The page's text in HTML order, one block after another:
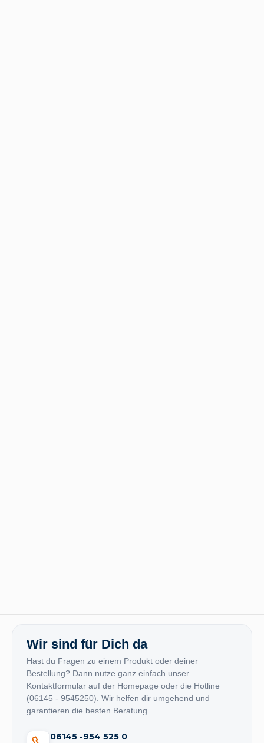
Wir sind für Dich da
Hast du Fragen zu einem Produkt oder deiner
Bestellung? Dann nutze ganz einfach unser
Kontaktformular auf der Homepage oder die Hotline
(06145 - 9545250). Wir helfen dir umgehend und
garantieren die besten Beratung.
06145 -954 525 0